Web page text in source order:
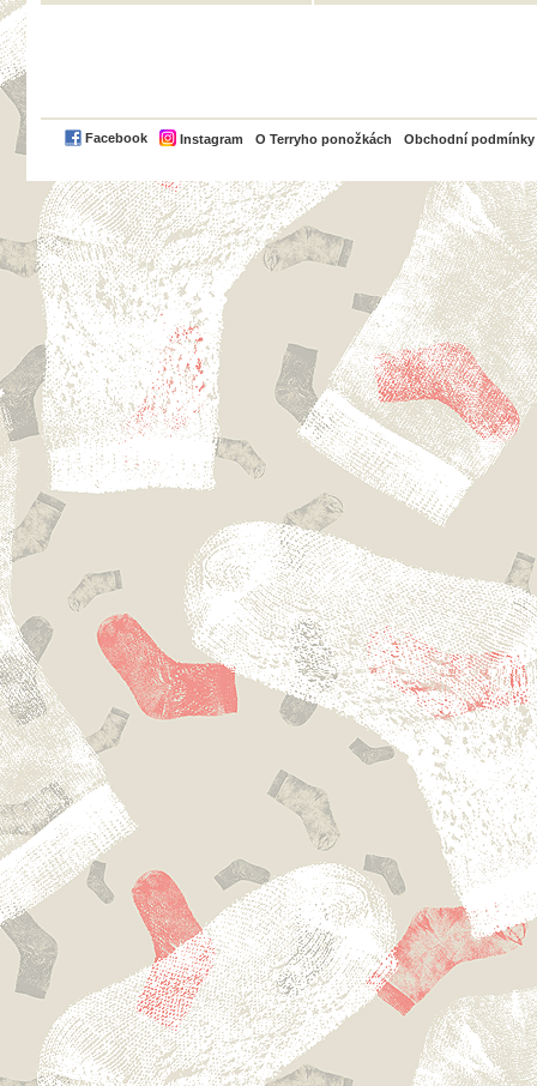
Facebook Instagram O Terryho ponožkách Obchodní podmínky
PayPal